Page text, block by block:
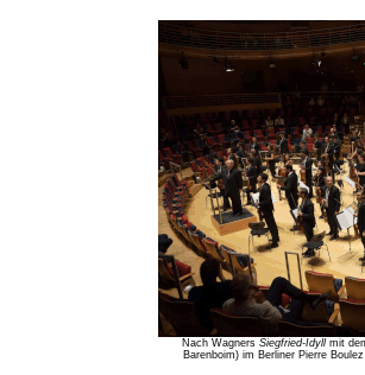
Nach Wagners Siegfried-Idyllmit
Barenboim) im Berliner Pierre